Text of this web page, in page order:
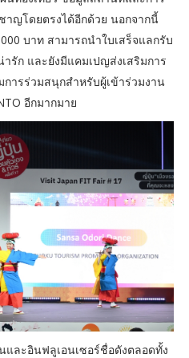
าญโดยตรงได้อีกด้วย นอกจากนี้
บาท สามารถนำใบเสร็จแลกรับ
รัก และยังมีแคมเปญส่งเสริมการ
การร่วมสนุกสำหรับผู้เข้าร่วมงาน
อีกมากมาย
และอินฟลูเอนเซอร์ชื่อดังตลอดทั้ง